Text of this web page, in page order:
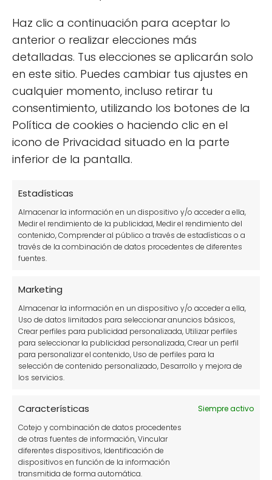
Haz clic a continuación para aceptar lo
anterior o realizar elecciones más
detalladas. Tus elecciones se aplicarán solo
en este sitio. Puedes cambiar tus ajustes en
cualquier momento, incluso retirar tu
consentimiento, utilizando los botones de la
Política de cookies o haciendo clic en el
icono de Privacidad situado en la parte
inferior de la pantalla.
Estadísticas
Almacenar la información en un dispositivo y/o acceder a ella,
Medir el rendimiento de la publicidad, Medir el rendimiento del
contenido, Comprender al público a través de estadísticas o a
través de la combinación de datos procedentes de diferentes
fuentes.
Marketing
Almacenar la información en un dispositivo y/o acceder a ella,
Uso de datos limitados para seleccionar anuncios básicos,
Crear perfiles para publicidad personalizada, Utilizar perfiles
para seleccionar la publicidad personalizada, Crear un perfil
para personalizar el contenido, Uso de perfiles para la
selección de contenido personalizado, Desarrollo y mejora de
los servicios.
Características
Siempre activo
Cotejo y combinación de datos procedentes
de otras fuentes de información, Vincular
diferentes dispositivos, Identificación de
dispositivos en función de la información
transmitida de forma automática.
Craspedia, la flor amarilla que debes
conocer
Flor de cera - Chamelaucium
uncinatum: guía de cuidados y
cuidados y características